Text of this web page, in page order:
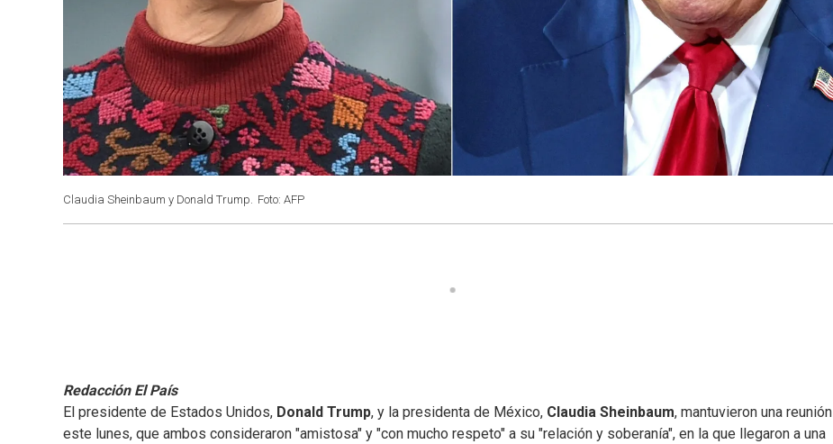
Claudia Sheinbaum y Donald Trump. Foto: AFP
Redacción El País
El presidente de Estados Unidos, Donald Trump, y la presidenta de México, Claudia Sheinbaum, mantuvieron una reunión
este lunes, que ambos consideraron "amistosa" y "con mucho respeto" a su "relación y soberanía", en la que llegaron a una